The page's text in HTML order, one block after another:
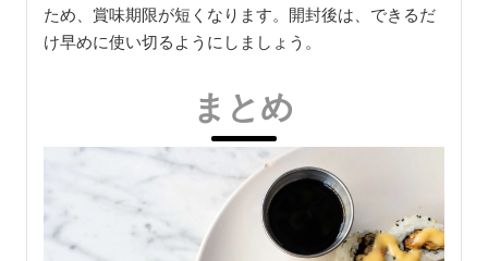
ため、賞味期限が短くなります。開封後は、できるだ
け早めに使い切るようにしましょう。
まとめ